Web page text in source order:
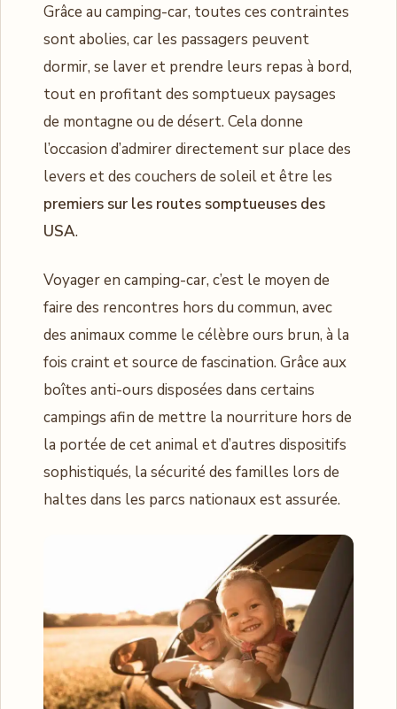
Grâce au camping-car, toutes ces contraintes
sont abolies, car les passagers peuvent
dormir, se laver et prendre leurs repas à bord,
tout en profitant des somptueux paysages
de montagne ou de désert. Cela donne
l’occasion d’admirer directement sur place des
levers et des couchers de soleil et être les
premiers sur les routes somptueuses des
USA.
Voyager en camping-car, c’est le moyen de
faire des rencontres hors du commun, avec
des animaux comme le célèbre ours brun, à la
fois craint et source de fascination. Grâce aux
boîtes anti-ours disposées dans certains
campings afin de mettre la nourriture hors de
la portée de cet animal et d’autres dispositifs
sophistiqués, la sécurité des familles lors de
haltes dans les parcs nationaux est assurée.